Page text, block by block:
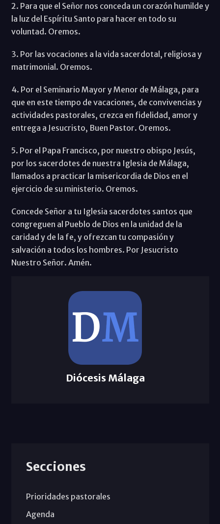
2. Para que el Señor nos conceda un corazón humilde y
la luz del Espíritu Santo para hacer en todo su
voluntad. Oremos.
3. Por las vocaciones a la vida sacerdotal, religiosa y
matrimonial. Oremos.
4. Por el Seminario Mayor y Menor de Málaga, para
que en este tiempo de vacaciones, de convivencias y
actividades pastorales, crezca en fidelidad, amor y
entrega a Jesucristo, Buen Pastor. Oremos.
5. Por el Papa Francisco, por nuestro obispo Jesús,
por los sacerdotes de nuestra Iglesia de Málaga,
llamados a practicar la misericordia de Dios en el
ejercicio de su ministerio. Oremos.
Concede Señor a tu Iglesia sacerdotes santos que
congreguen al Pueblo de Dios en la unidad de la
caridad y de la fe, y ofrezcan tu compasión y
salvación a todos los hombres. Por Jesucristo
Nuestro Señor. Amén.
Diócesis Málaga
Secciones
Prioridades pastorales
Agenda